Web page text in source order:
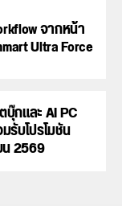
จากหน้า
Ultra Force
บุ๊กและ AI PC
บโปรโมชัน
2569